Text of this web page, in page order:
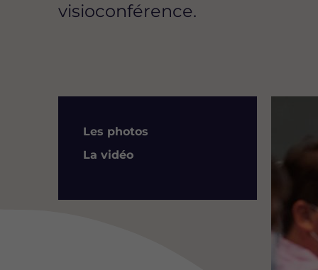
visioconférence.
Résumé
Les photos
La vidéo